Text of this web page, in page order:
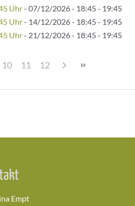
Uhr- 07/12/2026 - 18:45 - 19:45
Uhr- 14/12/2026 - 18:45 - 19:45
Uhr- 21/12/2026 - 18:45 - 19:45
10 11 12
Empt